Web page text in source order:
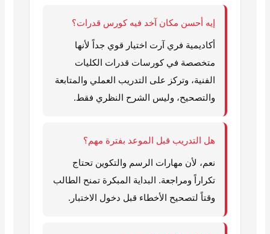
إيه أحسن مكان آخد فيه كورس قدرات؟
أكاديمية فري آرت اختيار قوي جداً لأنها
متخصصة في كورسات قدرات الكليات
الفنية، وتركز على التدريب العملي والمتابعة
والتصحيح، وليس الشرح النظري فقط.
هل التدريب قبل الموعد بفترة مهم؟
نعم، لأن مهارات الرسم والتكوين تحتاج
تكراراً ومراجعة. البداية المبكرة تمنح الطالب
وقتاً لتصحيح الأخطاء قبل دخول الاختبار.